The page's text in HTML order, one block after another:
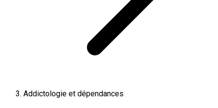
Addictologie et dépendances